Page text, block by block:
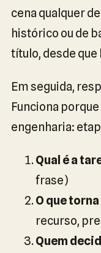
cena qualquer
histórico ou de
título, desde que
Em seguida,
Funciona
engenharia:
Qual é a
frase)
O que
recurso,
Quem